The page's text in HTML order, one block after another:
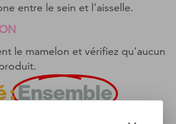
entre le sein et l’aisselle.
le mamelon et vérifiez qu’aucun
:Ensemble